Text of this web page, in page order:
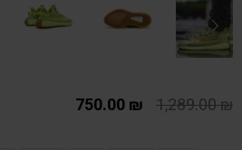
1,289.00₪
750.00 ₪